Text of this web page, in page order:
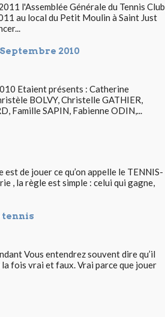
l'Assemblée Générale du Tennis Club
au local du Petit Moulin à Saint Just
2010
Etaient présents : Catherine
BOLVY, Christelle GATHIER,
Famille SAPIN, Fabienne ODIN,...
de jouer ce qu’on appelle le TENNIS-
, la règle est simple : celui qui gagne,
tennis
Vous entendrez souvent dire qu’il
fois vrai et faux. Vrai parce que jouer